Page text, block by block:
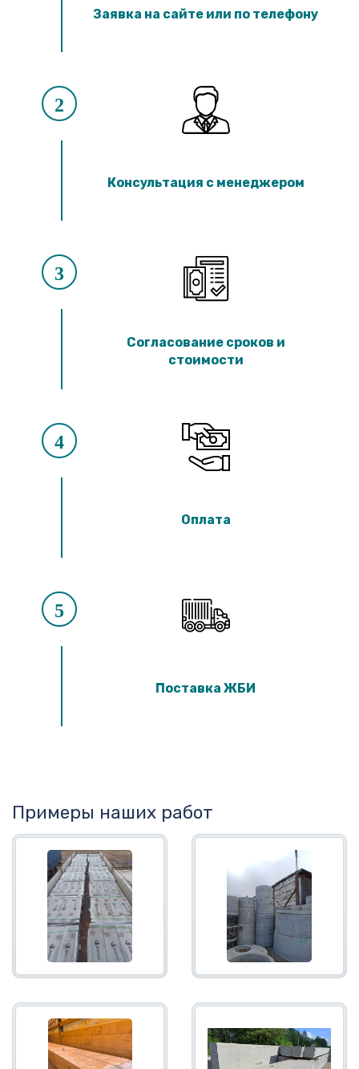
Лотки ЛК 75.60.60
Лотки ЛК 300.150.45
Лотки ЛК 75.120.45
Лотки ЛК 75.90.45
Лотки ЛК 300.60.45
Лотки ЛК 75.60.30
Лотки ЛК 300.60.30
Лотки ЛК 75.45.30
Лотки ЛК 300.45.30
Заявка на сайте или по телефону
2
Консультация с менеджером
3
Согласование сроков и
стоимости
4
Оплата
5
Поставка ЖБИ
Примеры наших работ